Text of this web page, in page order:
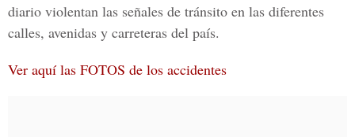
diario violentan las señales de tránsito en las diferentes
calles, avenidas y carreteras del país.
Ver aquí las FOTOS de los accidentes